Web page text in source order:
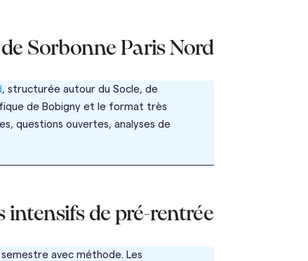
Sorbonne Paris Nord
, structurée autour du Socle, de
de Bobigny et le format très
questions ouvertes, analyses de
intensifs de pré-rentrée
avec méthode. Les